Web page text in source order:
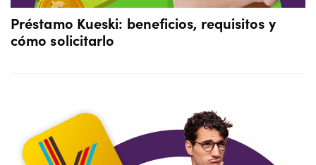
Préstamo Kueski: beneficios, requisitos y
cómo solicitarlo